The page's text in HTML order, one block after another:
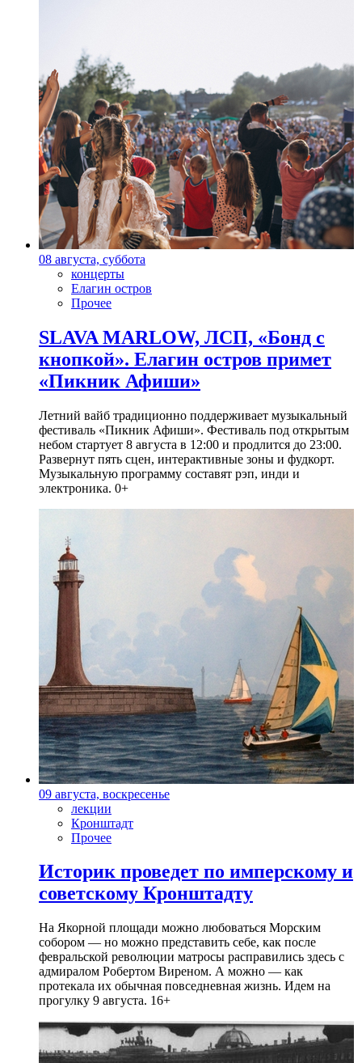
08 августа, суббота
концерты
Елагин остров
Прочее
SLAVA MARLOW, ЛСП, «Бонд с
кнопкой». Елагин остров примет
«Пикник Афиши»
Летний вайб традиционно поддерживает музыкальный
фестиваль «Пикник Афиши». Фестиваль под открытым
небом стартует 8 августа в 12:00 и продлится до 23:00.
Развернут пять сцен, интерактивные зоны и фудкорт.
Музыкальную программу составят рэп, инди и
электроника. 0+
09 августа, воскресенье
лекции
Кронштадт
Прочее
Историк проведет по имперскому и
советскому Кронштадту
На Якорной площади можно любоваться Морским
собором — но можно представить себе, как после
февральской революции матросы расправились здесь с
адмиралом Робертом Виреном. А можно — как
протекала их обычная повседневная жизнь. Идем на
прогулку 9 августа. 16+